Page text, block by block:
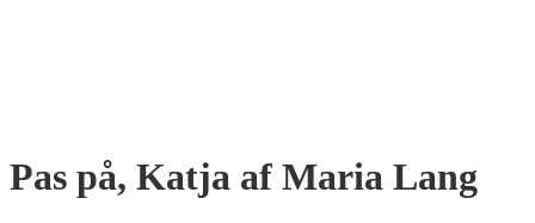
Pas på, Katja af Maria Lang